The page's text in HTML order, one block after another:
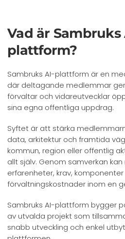
Vad är Sambruks
plattform?
Sambruks AI-plattform är en
där deltagande medlemmar
förvaltar och vidareutvecklar
sina egna offentliga uppdrag.
Syftet är att stärka
data, arkitektur och framtida
kommun, region eller offentlig
allt själv. Genom samverkan
erfarenheter, krav,
förvaltningskostnader inom en
Sambruks AI-plattform bygger
av utvalda projekt som
snabb utveckling och enkel